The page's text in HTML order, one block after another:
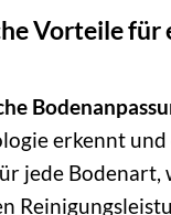
Vorteile für
erkennt
jede Bodenart,